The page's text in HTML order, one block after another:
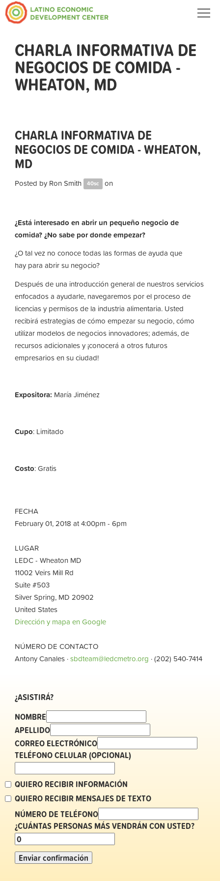
CHARLA INFORMATIVA DE
NEGOCIOS DE COMIDA -
WHEATON, MD
CHARLA INFORMATIVA DE
NEGOCIOS DE COMIDA - WHEATON,
MD
Posted by Ron Smith 40sc on
¿Está interesado en abrir un pequeño negocio de
comida? ¿No sabe por donde empezar?
¿O tal vez no conoce todas las formas de ayuda que
hay para abrir su negocio?
Después de una introducción general de nuestros servicios
enfocados a ayudarle, navegaremos por el proceso de
licencias y permisos de la industria alimentaria. Usted
recibirá estrategias de cómo empezar su negocio, cómo
utilizar modelos de negocios innovadores; además, de
recursos adicionales y ¡conocerá a otros futuros
empresarios en su ciudad!
Expositora: María Jiménez
Cupo: Limitado
Costo: Gratis
FECHA
February 01, 2018 at 4:00pm - 6pm
LUGAR
LEDC - Wheaton MD
11002 Veirs Mill Rd
Suite #503
Silver Spring, MD 20902
United States
Dirección y mapa en Google
NÚMERO DE CONTACTO
Antony Canales ·sbdteam@ledcmetro.org · (202) 540-7414
¿ASISTIRÁ?
NOMBRE
APELLIDO
CORREO ELECTRÓNICO
TELÉFONO CELULAR (OPCIONAL)
QUIERO RECIBIR INFORMACIÓN
QUIERO RECIBIR MENSAJES DE TEXTO
NÚMERO DE TELÉFONO
¿CUÁNTAS PERSONAS MÁS VENDRÁN CON USTED?